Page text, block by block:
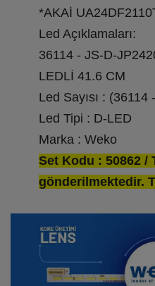
*AKAİ
Led Açıklamaları:
36114 - JS-D-
LEDLİ 41.6 CM
Led Sayısı : (36114
Led Tipi : D-LED
Marka : Weko
Set Kodu : 50862 /
gönderilmektedir.